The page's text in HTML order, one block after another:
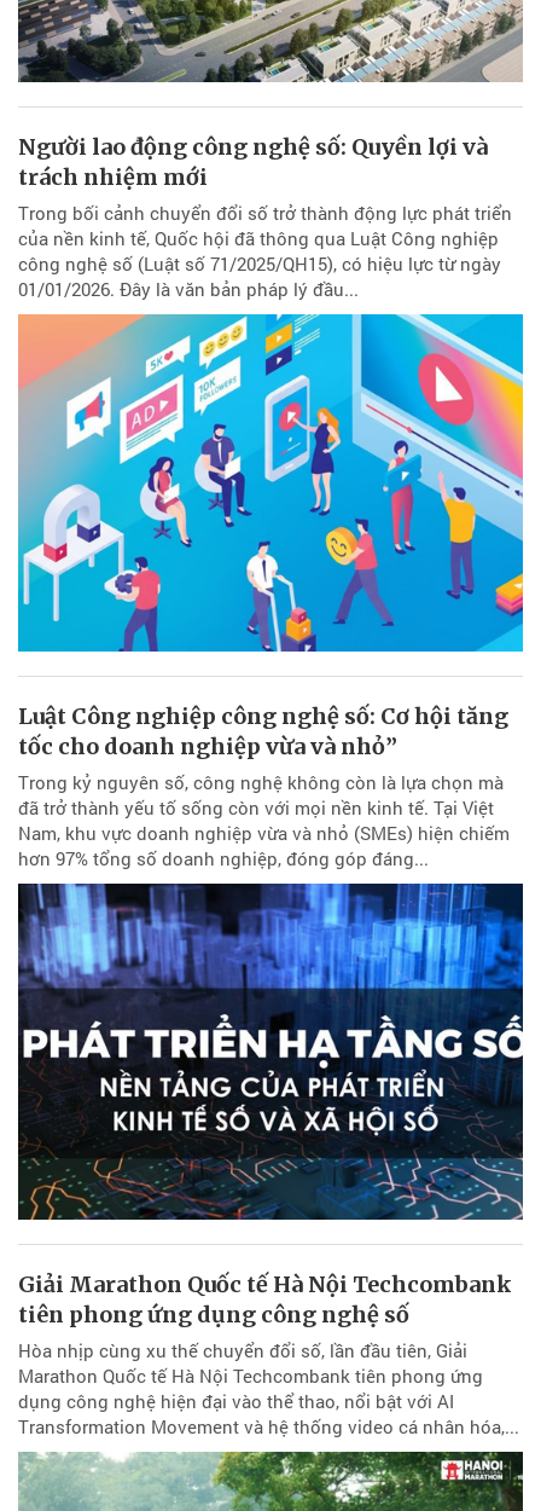
Người lao động công nghệ số: Quyền lợi và
trách nhiệm mới
Trong bối cảnh chuyển đổi số trở thành động lực phát triển
của nền kinh tế, Quốc hội đã thông qua Luật Công nghiệp
công nghệ số (Luật số 71/2025/QH15), có hiệu lực từ ngày
01/01/2026. Đây là văn bản pháp lý đầu...
Luật Công nghiệp công nghệ số: Cơ hội tăng
tốc cho doanh nghiệp vừa và nhỏ”
Trong kỷ nguyên số, công nghệ không còn là lựa chọn mà
đã trở thành yếu tố sống còn với mọi nền kinh tế. Tại Việt
Nam, khu vực doanh nghiệp vừa và nhỏ (SMEs) hiện chiếm
hơn 97% tổng số doanh nghiệp, đóng góp đáng...
Giải Marathon Quốc tế Hà Nội Techcombank
tiên phong ứng dụng công nghệ số
Hòa nhịp cùng xu thế chuyển đổi số, lần đầu tiên, Giải
Marathon Quốc tế Hà Nội Techcombank tiên phong ứng
dụng công nghệ hiện đại vào thể thao, nổi bật với AI
Transformation Movement và hệ thống video cá nhân hóa,...